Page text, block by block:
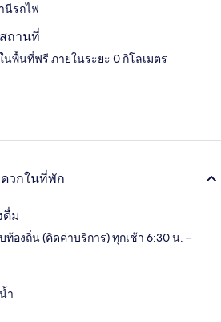
นีรถไฟ
ถานที่
นพื้นที่ฟรี ภายในระยะ 0 กิโลเมตร
วกในที่พัก
ดื่ม
ท้องถิ่น (คิดค่าบริการ) ทุกเช้า 6:30 น. –
ำ